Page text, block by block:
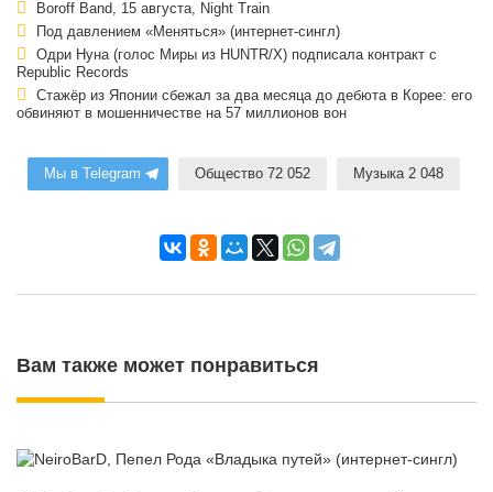
Boroff Band, 15 августа, Night Train
Под давлением «Меняться» (интернет-сингл)
Одри Нуна (голос Миры из HUNTR/X) подписала контракт с
Republic Records
Стажёр из Японии сбежал за два месяца до дебюта в Корее: его
обвиняют в мошенничестве на 57 миллионов вон
Мы в Telegram Общество 72 052 Музыка 2 048
Вам также может понравиться